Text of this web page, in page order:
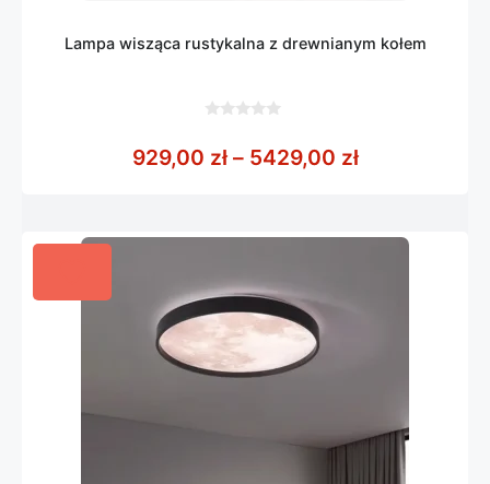
Lampa wisząca rustykalna z drewnianym kołem
5
929,00 zł – 5429,00 złZakres cen: